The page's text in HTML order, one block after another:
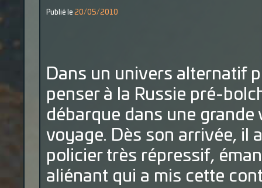
Publié le 20/05/2010
Dans un univers alternatif
penser à la Russie pré-
débarque dans une grande
voyage. Dès son arrivée, il
policier très répressif,
aliénant qui a mis cette